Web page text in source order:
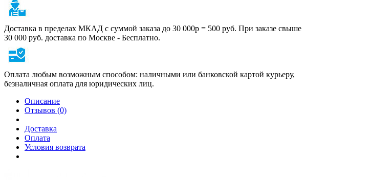
Доставка в пределах МКАД с суммой заказа до 30 000р = 500 руб. При заказе свыше
30 000 руб. доставка по Москве - Бесплатно.
Оплата любым возможным способом: наличными или банковской картой курьеру,
безналичная оплата для юридических лиц.
Описание
Отзывов (0)
Доставка
Оплата
Условия возврата